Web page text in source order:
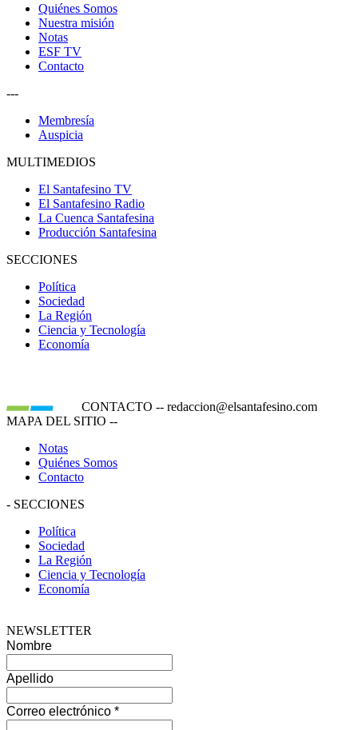
Quiénes Somos
Nuestra misión
Notas
ESF TV
Contacto
---
Membresía
Auspicia
MULTIMEDIOS
El Santafesino TV
El Santafesino Radio
La Cuenca Santafesina
Producción Santafesina
SECCIONES
Política
Sociedad
La Región
Ciencia y Tecnología
Economía
CONTACTO -- redaccion@elsantafesino.com
MAPA DEL SITIO --
Notas
Quiénes Somos
Contacto
- SECCIONES
Política
Sociedad
La Región
Ciencia y Tecnología
Economía
NEWSLETTER
Nombre
Apellido
Correo electrónico *